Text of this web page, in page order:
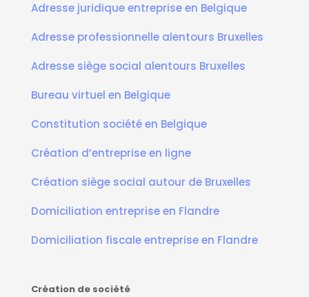
Adresse juridique entreprise en Belgique
Adresse professionnelle alentours Bruxelles
Adresse siège social alentours Bruxelles
Bureau virtuel en Belgique
Constitution société en Belgique
Création d’entreprise en ligne
Création siège social autour de Bruxelles
Domiciliation entreprise en Flandre
Domiciliation fiscale entreprise en Flandre
Création de société